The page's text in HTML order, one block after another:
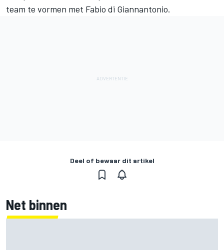
team te vormen met Fabio di Giannantonio.
Deel of bewaar dit artikel
Net binnen